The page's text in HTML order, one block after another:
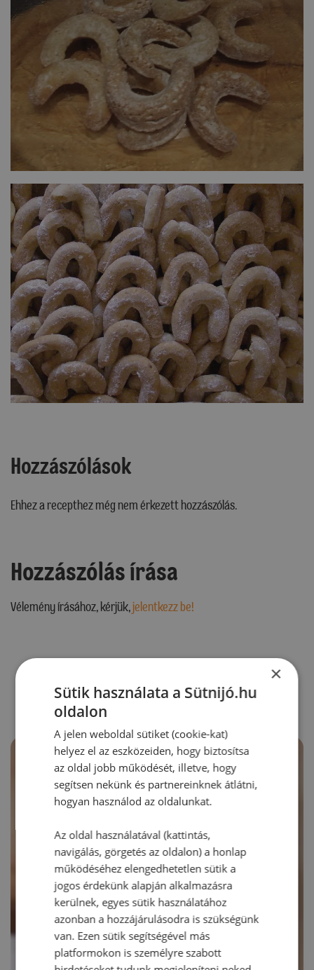
Hozzászólások
Ehhez a recepthez még nem érkezett hozzászólás.
Hozzászólás írása
Vélemény írásához, kérjük,jelentkezz be!
RECEPTAJÁNLÓ ×
Sütik használata a Sütnijó.hu
oldalon
A jelen weboldal sütiket (cookie-kat)
helyez el az eszközeiden, hogy biztosítsa
az oldal jobb működését, illetve, hogy
segítsen nekünk és partnereinknek átlátni,
hogyan használod az oldalunkat.
Az oldal használatával (kattintás,
navigálás, görgetés az oldalon) a honlap
működéséhez elengedhetetlen sütik a
jogos érdekünk alapján alkalmazásra
kerülnek, egyes sütik használatához
azonban a hozzájárulásodra is szükségünk
van. Ezen sütik segítségével más
platformokon is személyre szabott